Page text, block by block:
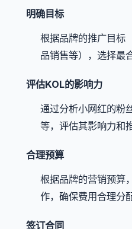
明确目标
根据品牌的推广目标
品销售等），选择最
评估KOL的影响力
通过分析小网红的粉
等，评估其影响力和
合理预算
根据品牌的营销预算
作，确保费用合理分配
签订合同